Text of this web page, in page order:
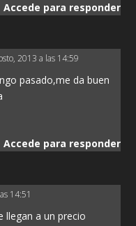
Accede para responder
2013 a las 14:59
pasado,me da buen
Accede para responder
14:51
llegan a un precio